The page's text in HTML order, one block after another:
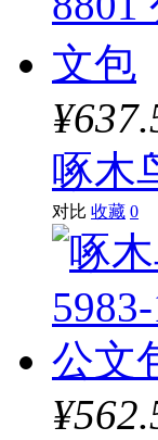
啄木
对比 收藏 0